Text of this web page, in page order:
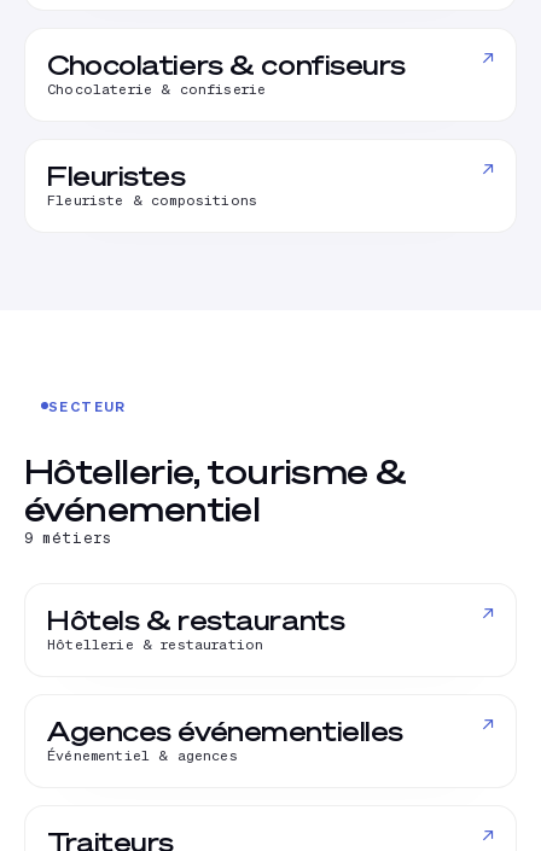
Chocolatiers & confiseurs
Chocolaterie & confiserie
↗
Fleuristes
Fleuriste & compositions
↗
SECTEUR
Hôtellerie, tourisme &
événementiel
9 métiers
Hôtels & restaurants
Hôtellerie & restauration
↗
Agences événementielles
Événementiel & agences
↗
Traiteurs ↗